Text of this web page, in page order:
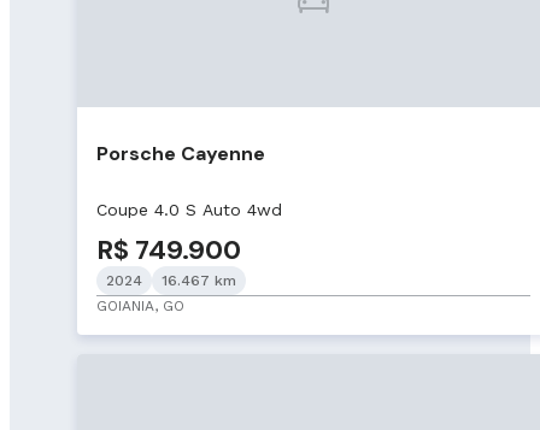
Porsche Cayenne
Coupe 4.0 S Auto 4wd
R$ 749.900
2024
16.467 km
GOIANIA, GO